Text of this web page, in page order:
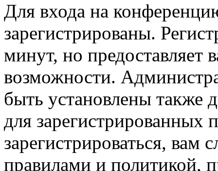
Для входа на
зарегистрированы.
минут, но предоставляет
возможности.
быть установлены также
для зарегистрированных
зарегистрироваться, вам
правилами и политикой,